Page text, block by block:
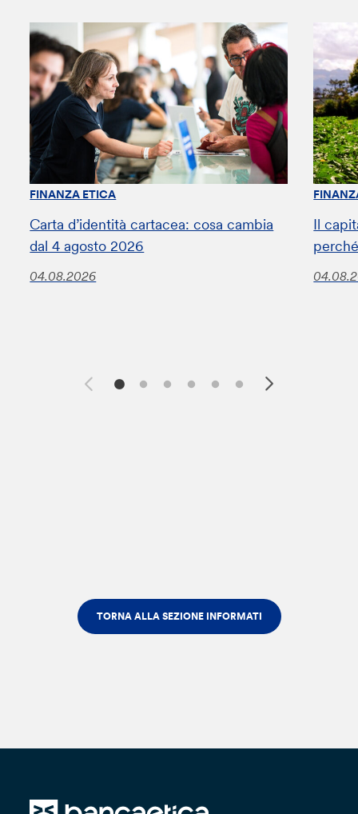
FINANZA ETICA
Carta d’identità cartacea: cosa cambia
dal 4 agosto 2026
04.08.2026
Il
TORNA ALLA SEZIONE INFORMATI